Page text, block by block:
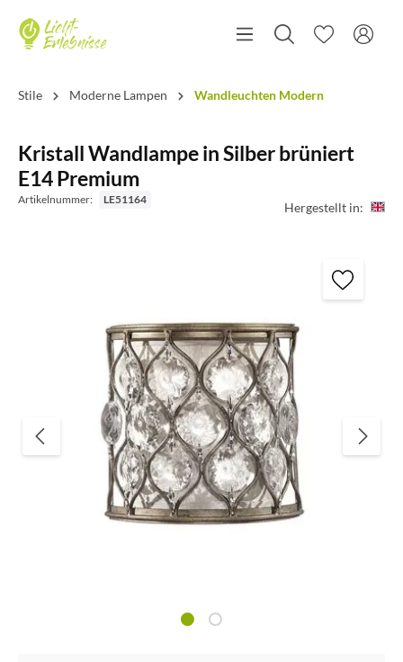
Stile Moderne Lampen Wandleuchten Modern
Kristall Wandlampe in Silber brüniert
E14 Premium
Artikelnummer: LE51164 Hergestellt in: